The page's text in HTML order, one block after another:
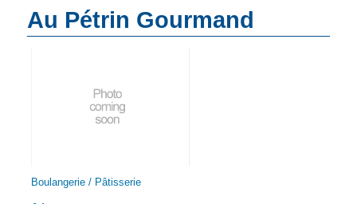
Au Pétrin Gourmand
Boulangerie / Pâtisserie